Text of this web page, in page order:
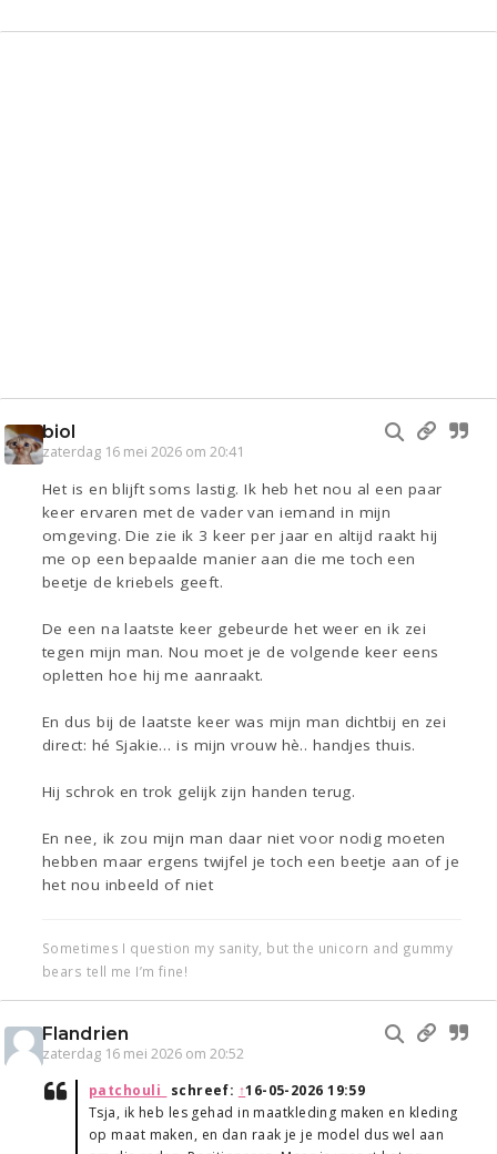
biol
zaterdag 16 mei 2026 om 20:41
Het is en blijft soms lastig. Ik heb het nou al een paar
keer ervaren met de vader van iemand in mijn
omgeving. Die zie ik 3 keer per jaar en altijd raakt hij
me op een bepaalde manier aan die me toch een
beetje de kriebels geeft.
De een na laatste keer gebeurde het weer en ik zei
tegen mijn man. Nou moet je de volgende keer eens
opletten hoe hij me aanraakt.
En dus bij de laatste keer was mijn man dichtbij en zei
direct: hé Sjakie… is mijn vrouw hè.. handjes thuis.
Hij schrok en trok gelijk zijn handen terug.
En nee, ik zou mijn man daar niet voor nodig moeten
hebben maar ergens twijfel je toch een beetje aan of je
het nou inbeeld of niet
Sometimes I question my sanity, but the unicorn and gummy
bears tell me I’m fine!
Flandrien
zaterdag 16 mei 2026 om 20:52
patchouli_
schreef: ↑16-05-2026 19:59
Tsja, ik heb les gehad in maatkleding maken en kleding
op maat maken, en dan raak je je model dus wel aan